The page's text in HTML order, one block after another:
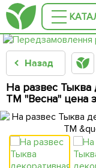
Назад
На развес Тыква
ТМ "Весна" цена